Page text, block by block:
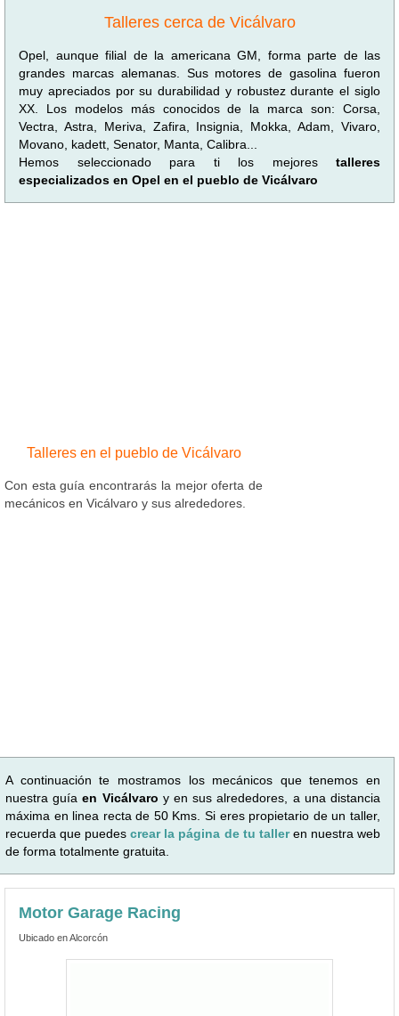
Talleres cerca de Vicálvaro
Opel, aunque filial de la americana GM, forma parte de las
grandes marcas alemanas. Sus motores de gasolina fueron
muy apreciados por su durabilidad y robustez durante el siglo
XX. Los modelos más conocidos de la marca son: Corsa,
Vectra, Astra, Meriva, Zafira, Insignia, Mokka, Adam, Vivaro,
Movano, kadett, Senator, Manta, Calibra...
Hemos seleccionado para ti los mejores talleres
especializados en Opel en el pueblo de Vicálvaro
Talleres en el pueblo de Vicálvaro
Con esta guía encontrarás la mejor oferta de
mecánicos en Vicálvaro y sus alrededores.
A continuación te mostramos los mecánicos que tenemos en
nuestra guíaen Vicálvaro y en sus alrededores, a una distancia
máxima en linea recta de 50 Kms. Si eres propietario de un taller,
recuerda que puedescrear la página de tu talleren nuestra web
de forma totalmente gratuita.
Motor Garage Racing
Ubicado en Alcorcón